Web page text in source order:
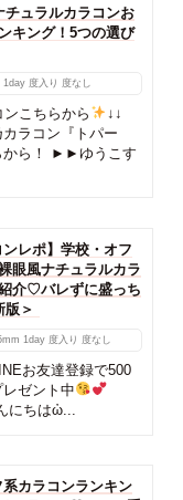
チュラルカラコンお
キング！5つの選び
1day 度入り 度なし
こちらから
↓↓
ラコン『トパー
から！ ►►ゆうこす
ンレポ】学校・オフ
眼風ナチュラルカラ
介♡バレずに盛っち
版＞
1day 度入り 度なし
お友達登録で500
ゼント中
にちはὠ...
系カラコンランキン